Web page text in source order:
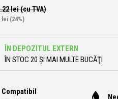
lei (cu TVA)
lei (24%)
ÎN DEPOZITUL EXTERN
ÎN STOC 20 ȘI MAI MULTE BUCĂŢI
Compatibil